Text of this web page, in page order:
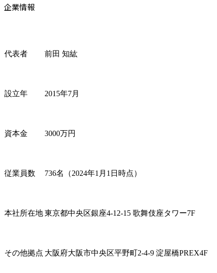
企業情報
代表者 前田 知紘
設立年 2015年7月
資本金 3000万円
従業員数 736名（2024年1月1日時点）
本社所在地東京都中央区銀座4-12-15 歌舞伎座タワー7F
その他拠点 大阪府大阪市中央区平野町2-4-9 淀屋橋PREX4F